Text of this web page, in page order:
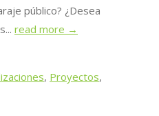
público? ¿Desea
read more →
, Proyectos,